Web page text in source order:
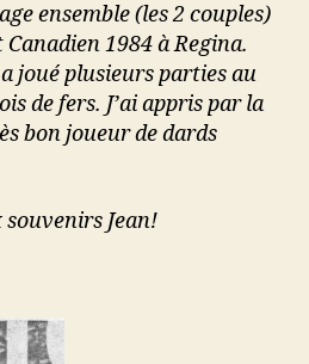
ensemble (les 2 couples)
1984 à Regina.
joué plusieurs parties au
de fers. J’ai appris par la
bon joueur de dards
Jean!